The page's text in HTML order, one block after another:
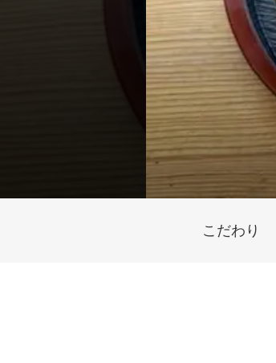
こだわり